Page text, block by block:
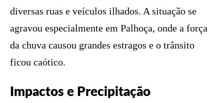
diversas ruas e veículos ilhados. A situação se
agravou especialmente em Palhoça, onde a força
da chuva causou grandes estragos e o trânsito
ficou caótico.
Impactos e Precipitação